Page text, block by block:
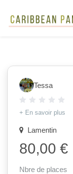
Tessa
+ En savoir plus
Lamentin
80,00 €
Nbre de places